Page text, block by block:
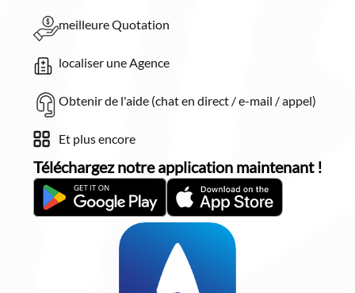
meilleure Quotation
localiser une Agence
Obtenir de l'aide (chat en direct / e-mail / appel)
Et plus encore
Téléchargez notre application maintenant !